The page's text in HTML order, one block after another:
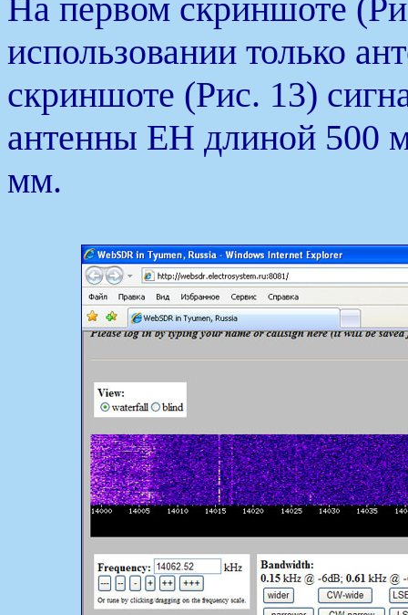
На первом скриншоте
использовании только
скриншоте (Рис. 13)
антенны ЕН длиной 500
мм.